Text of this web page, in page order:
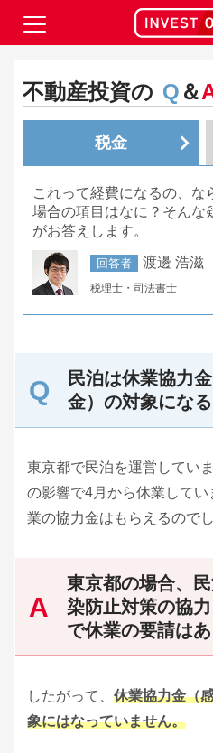
不動産投資の Q ＆
税金
これって経費になるの、な
場合の項目はなに？そんな
がお答えします。
回答者 渡邊 浩滋
税理士・司法書士
民泊は休業協力
金）の対象になる
東京都で民泊を運営してい
の影響で4月から休業して
業の協力金はもらえるので
東京都の場合、
染防止対策の協
で休業の要請はあ
したがって、 休業協力金（
象にはなっていません。